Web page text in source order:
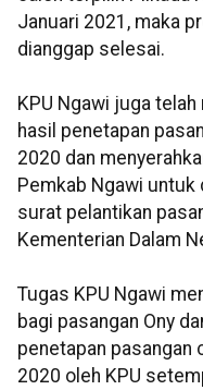
Januari 2021, maka
dianggap selesai.
KPU Ngawi juga
hasil penetapan
2020 dan
Pemkab Ngawi
surat pelantikan
Kementerian Dalam
Tugas KPU Ngawi
bagi pasangan Ony
penetapan pasangan
2020 oleh KPU